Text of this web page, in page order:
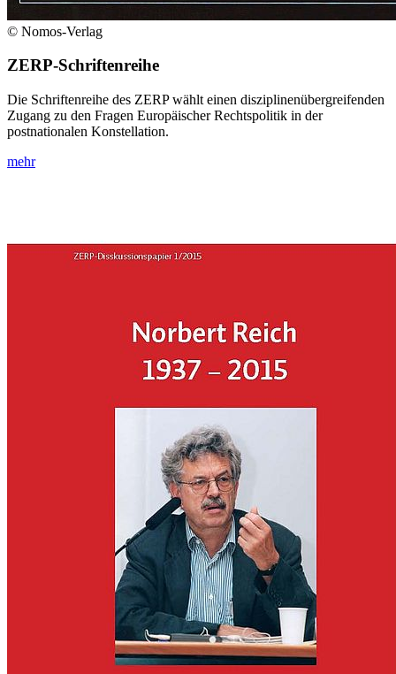
© Nomos-Verlag
ZERP-Schriftenreihe
Die Schriftenreihe des ZERP wählt einen disziplinenübergreifenden
Zugang zu den Fragen Europäischer Rechtspolitik in der
postnationalen Konstellation.
mehr